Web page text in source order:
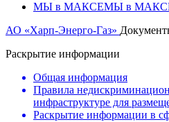
МЫ в МАКСЕМЫ в
АО «Харп-Энерго-Газ»
Раскрытие информации
Общая информация
Правила
инфраструктуре для
Раскрытие информации в